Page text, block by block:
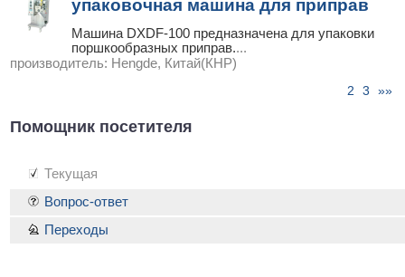
упаковочная машина для приправ
Машина DXDF-100 предназначена для упаковки
поршкообразных приправ....
производитель: Hengde, Китай(КНР)
2 |3 |»»
Помощник посетителя
Текущая
Вопрос-ответ
Переходы